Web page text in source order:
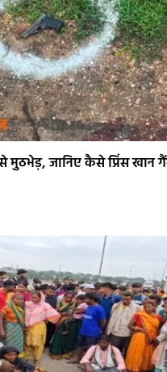
मुठभेड़, जानिए कैसे प्रिंस खान